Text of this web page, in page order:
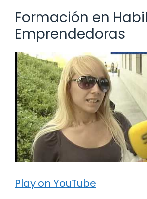
Formación en
Emprendedoras
Play on YouTube